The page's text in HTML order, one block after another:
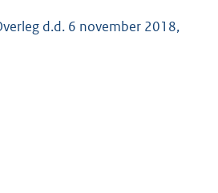
d.d. 6 november 2018,